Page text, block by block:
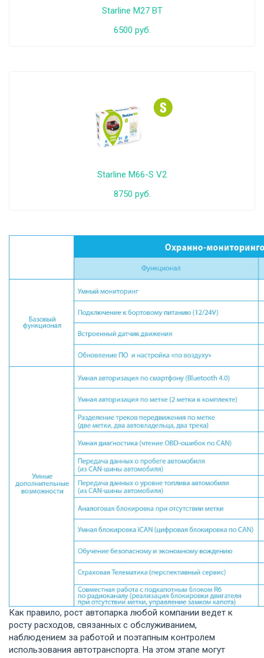
Starline M27 BT
6500 руб.
Starline M66-S V2
8750 руб.
Как правило, рост автопарка любой компании ведет к
росту расходов, связанных с обслуживанием,
наблюдением за работой и поэтапным контролем
использования автотранспорта. На этом этапе могут